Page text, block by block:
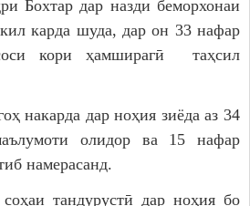
Бохтар дар назди беморхонаи
карда шуда, дар он 33 нафар
кори ҳамширагӣ таҳсил
дар ноҳия зиёда аз 34
олидор ва 15 нафар
намерасанд.
тандурустӣ дар ноҳия бо